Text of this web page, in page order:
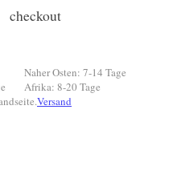
Naher Osten: 7-14 Tage
Afrika: 8-20 Tage
Versand